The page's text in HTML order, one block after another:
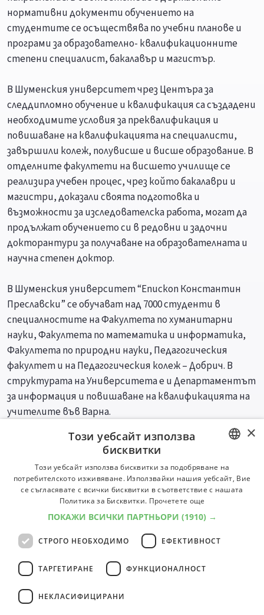
нормативни документи обучението на
студентите се осъществява по учебни планове и
програми за образователно- квалификационните
степени специалист, бакалавър и магистър.
В Шуменския университет чрез Центъра за
следдипломно обучение и квалификация са създадени
необходимите условия за преквалификация и
повишаване на квалификацията на специалисти,
завършили колеж, полувисше и висше образование. В
отделните факултети на висшето училище се
реализира учебен процес, чрез който бакалаври и
магистри, доказали своята подготовка и
възможности за изследователска работа, могат да
продължат обучението си в редовни и задочни
докторантури за получаване на образователната и
научна степен доктор.
В Шуменския университет “Епископ Константин
Преславски” се обучават над 7000 студенти в
специалностите на Факултета по хуманитарни
науки, Факултета по математика и информатика,
Факултета по природни науки, Педагогическия
факултет и на Педагогическия колеж – Добрич. В
структурата на Университета е и Департаментът
за информация и повишаване на квалификацията на
учителите във Варна.
Специалности Професии
BULGARIAN
ENGLISH
×
Този уебсайт използва
бисквитки
Този уебсайт използва бисквитки за подобряване на
потребителското изживяване. Използвайки нашия уебсайт, Вие
се съгласявате с всички бисквитки в съответствие с нашата
Политика за Бисквитки. Прочетете още
ПОКАЖИ ВСИЧКИ ПАРТНЬОРИ (1910) →
СТРОГО НЕОБХОДИМО ЕФЕКТИВНОСТ
ТАРГЕТИРАНЕ ФУНКЦИОНАЛНОСТ
НЕКЛАСИФИЦИРАНИ